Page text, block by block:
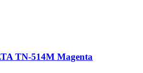
TN-514M Magenta